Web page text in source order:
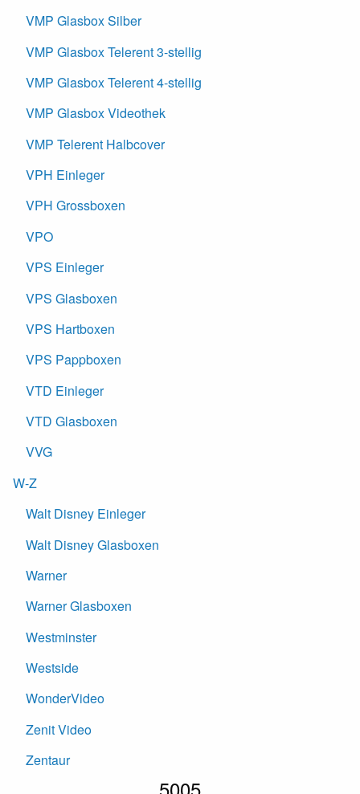
VMP Glasbox Silber
VMP Glasbox Telerent 3-stellig
VMP Glasbox Telerent 4-stellig
VMP Glasbox Videothek
VMP Telerent Halbcover
VPH Einleger
VPH Grossboxen
VPO
VPS Einleger
VPS Glasboxen
VPS Hartboxen
VPS Pappboxen
VTD Einleger
VTD Glasboxen
VVG
W-Z
Walt Disney Einleger
Walt Disney Glasboxen
Warner
Warner Glasboxen
Westminster
Westside
WonderVideo
Zenit Video
Zentaur